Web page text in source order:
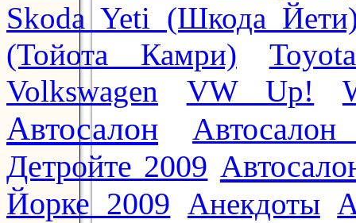
Skoda Yeti (Шкода
(Тойота Камри)
Volkswagen VW Up!
Автосалон
Детройте 2009
Йорке 2009 Анекдоты